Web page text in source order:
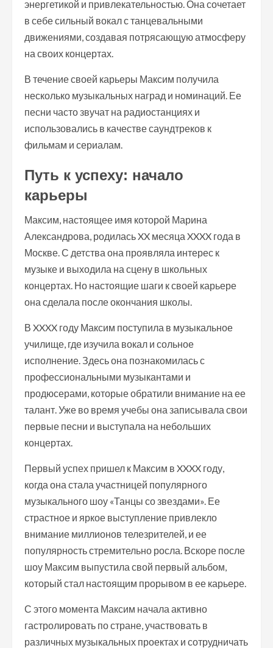
энергетикой и привлекательностью. Она сочетает
в себе сильный вокал с танцевальными
движениями, создавая потрясающую атмосферу
на своих концертах.
В течение своей карьеры Максим получила
несколько музыкальных наград и номинаций. Ее
песни часто звучат на радиостанциях и
использовались в качестве саундтреков к
фильмам и сериалам.
Путь к успеху: начало
карьеры
Максим, настоящее имя которой Марина
Александрова, родилась XX месяца XXXX года в
Москве. С детства она проявляла интерес к
музыке и выходила на сцену в школьных
концертах. Но настоящие шаги к своей карьере
она сделала после окончания школы.
В XXXX году Максим поступила в музыкальное
училище, где изучила вокал и сольное
исполнение. Здесь она познакомилась с
профессиональными музыкантами и
продюсерами, которые обратили внимание на ее
талант. Уже во время учебы она записывала свои
первые песни и выступала на небольших
концертах.
Первый успех пришел к Максим в XXXX году,
когда она стала участницей популярного
музыкального шоу «Танцы со звездами». Ее
страстное и яркое выступление привлекло
внимание миллионов телезрителей, и ее
популярность стремительно росла. Вскоре после
шоу Максим выпустила свой первый альбом,
который стал настоящим прорывом в ее карьере.
С этого момента Максим начала активно
гастролировать по стране, участвовать в
различных музыкальных проектах и сотрудничать